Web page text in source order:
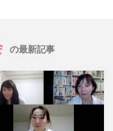
の最新記事